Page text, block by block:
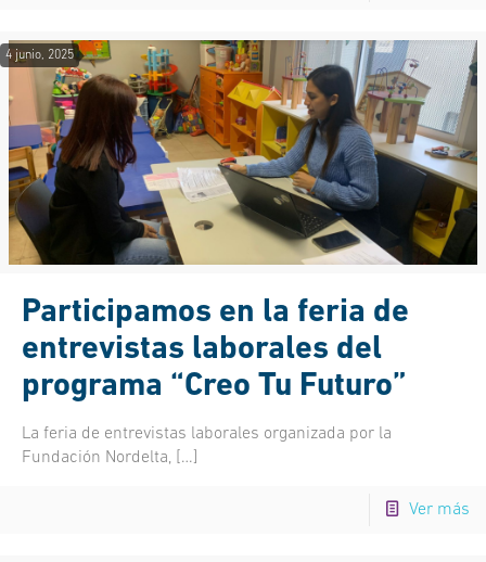
4 junio, 2025
Participamos en la feria de
entrevistas laborales del
programa “Creo Tu Futuro”
La feria de entrevistas laborales organizada por la
Fundación Nordelta, […]
Ver más